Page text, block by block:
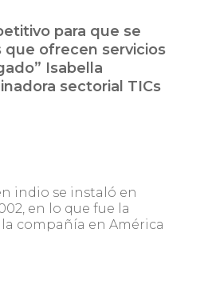
para que se
que ofrecen servicios
Isabella
sectorial TICs
indio se instaló en
en lo que fue la
compañía en América